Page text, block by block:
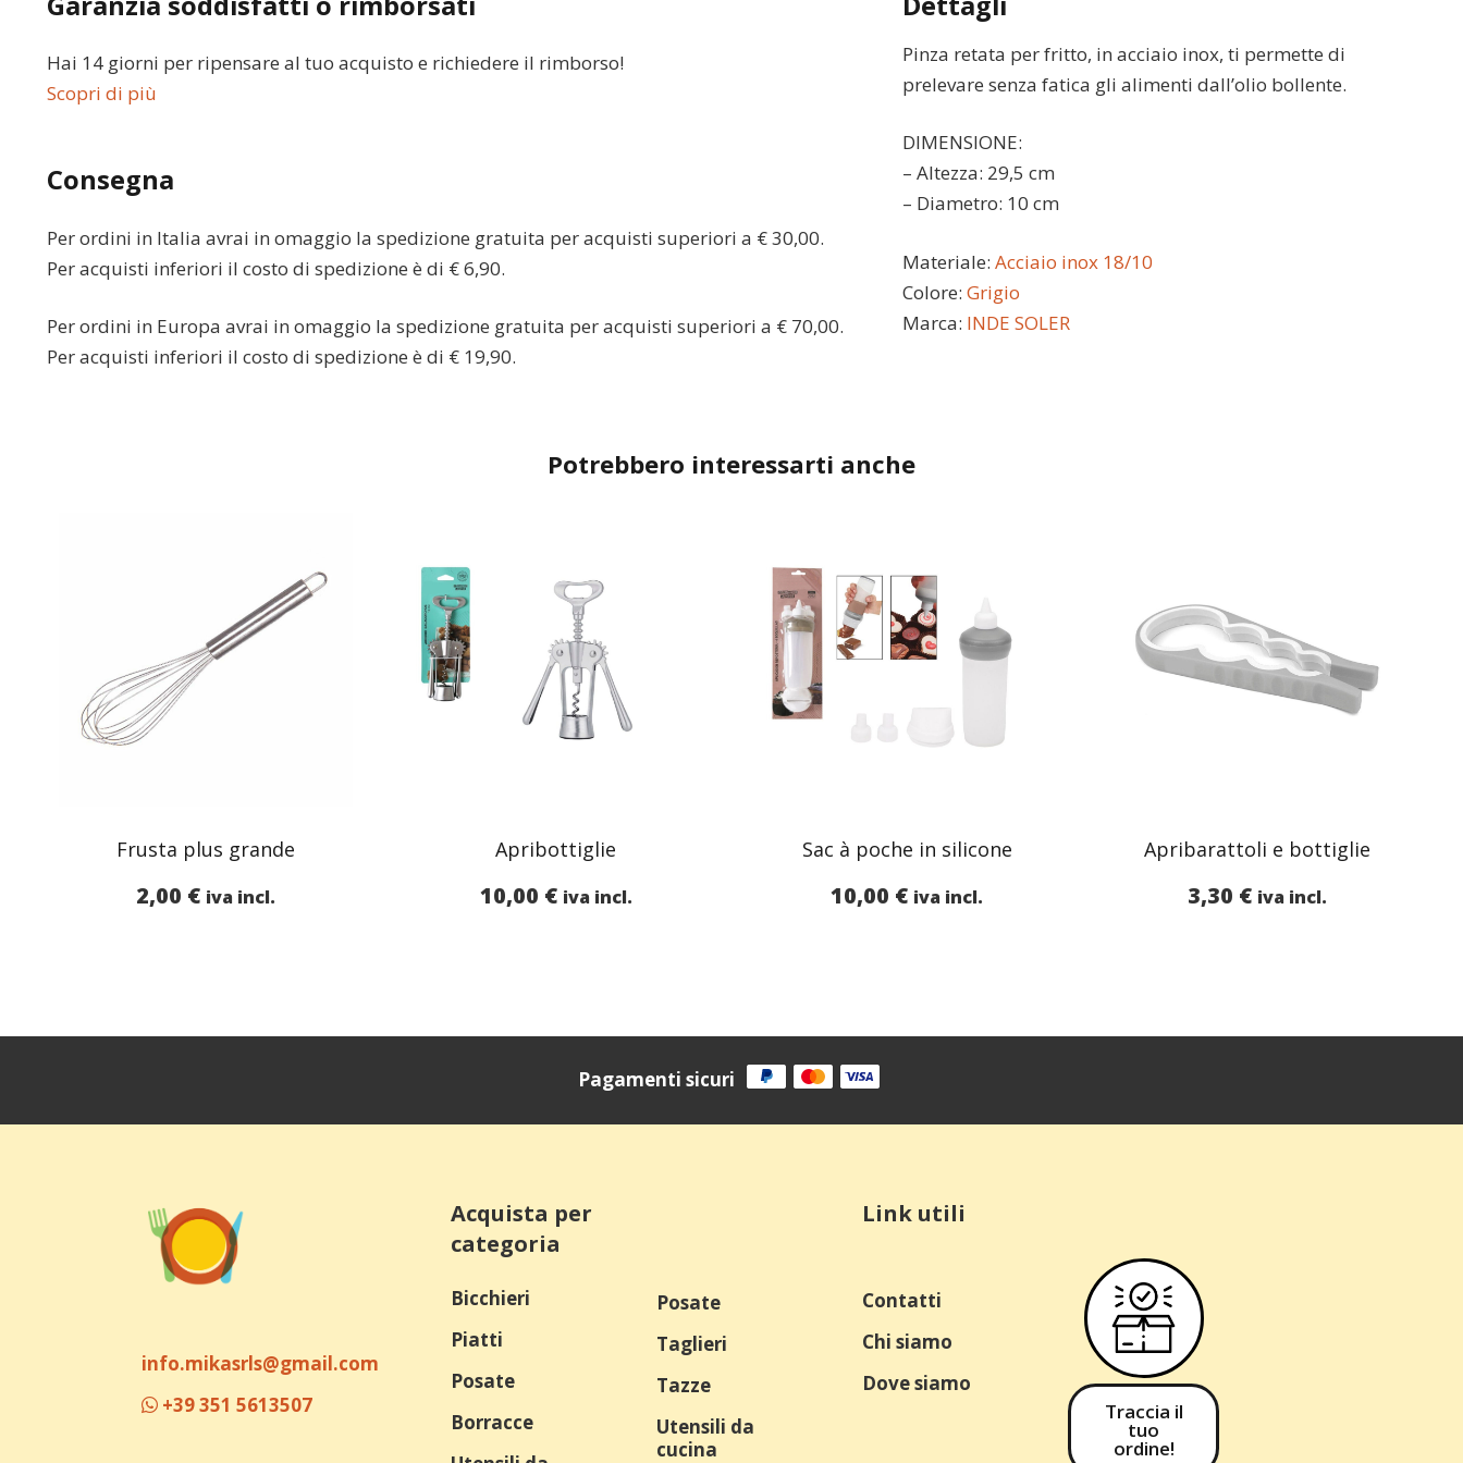
Hai 14 giorni per ripensare al tuo acquisto e richiedere il rimborso!
Scopri di più
Consegna
Per ordini in Italia avrai in omaggio la spedizione gratuita per acquisti superiori a € 30,00.
Per acquisti inferiori il costo di spedizione è di € 6,90.
Per ordini in Europa avrai in omaggio la spedizione gratuita per acquisti superiori a € 70,00.
Per acquisti inferiori il costo di spedizione è di € 19,90.
Pinza retata per fritto, in acciaio inox, ti permette di
prelevare senza fatica gli alimenti dall’olio bollente.
DIMENSIONE:
– Altezza: 29,5 cm
– Diametro: 10 cm
Materiale: Acciaio inox 18/10
Colore: Grigio
Marca: INDE SOLER
Potrebbero interessarti anche
Frusta plus grande
2,00 € iva incl.
Apribottiglie
10,00 € iva incl.
Sac à poche in silicone
10,00 € iva incl.
Apribarattoli e bottiglie
3,30 € iva incl.
Pagamenti sicuri
info.mikasrls@gmail.com
+39 351 5613507
Acquista per
categoria
Bicchieri
Piatti
Posate
Borracce
Posate
Taglieri
Tazze
Utensili da
cucina
Link utili
Contatti
Chi siamo
Dove siamo
Traccia il
tuo
ordine!